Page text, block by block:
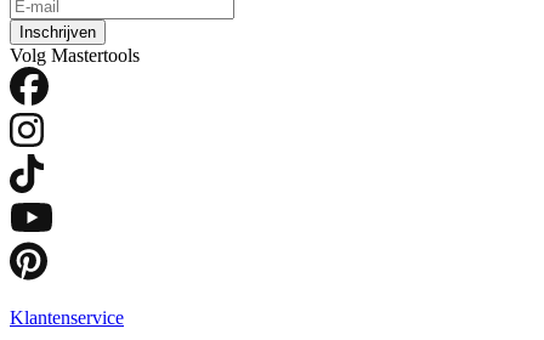
Inschrijven
Volg Mastertools
Klantenservice